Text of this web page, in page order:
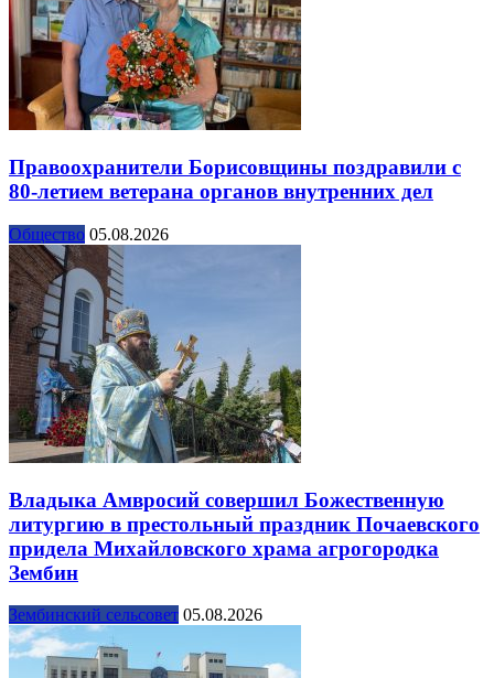
Правоохранители Борисовщины поздравили с
80-летием ветерана органов внутренних дел
Общество 05.08.2026
Владыка Амвросий совершил Божественную
литургию в престольный праздник Почаевского
придела Михайловского храма агрогородка
Зембин
Зембинский сельсовет 05.08.2026